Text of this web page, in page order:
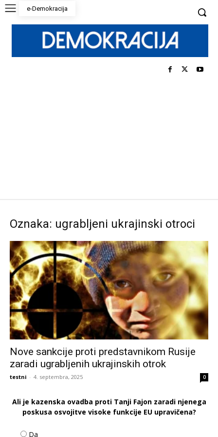
e-Demokracija
Oznaka: ugrabljeni ukrajinski otroci
Nove sankcije proti predstavnikom Rusije
zaradi ugrabljenih ukrajinskih otrok
testni - 4. septembra, 2025 0
Ali je kazenska ovadba proti Tanji Fajon zaradi njenega
poskusa osvojitve visoke funkcije EU upravičena?
Da